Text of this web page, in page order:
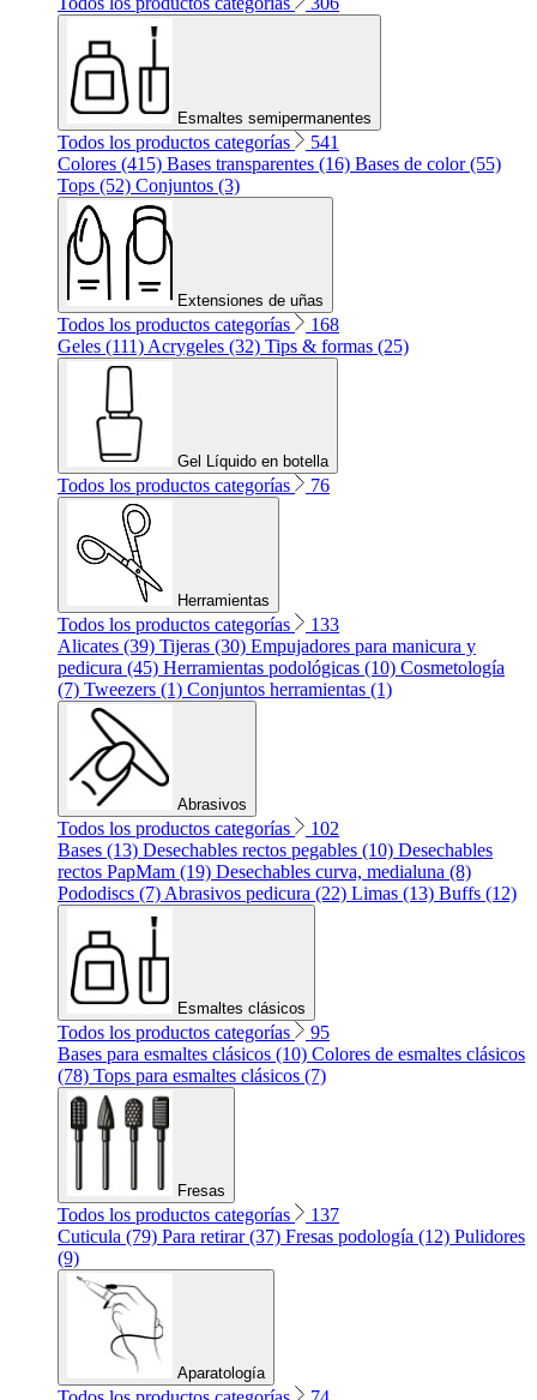
Esmaltes semipermanentes
Todos los productos categorías
541
Colores (415) Bases transparentes (16) Bases de color (55)
Tops (52) Conjuntos (3)
Extensiones de uñas
Todos los productos categorías
168
Geles (111) Acrygeles (32) Tips & formas (25)
Gel Líquido en botella
Todos los productos categorías 76
Herramientas
Todos los productos categorías
133
Alicates (39) Tijeras (30) Empujadores para manicura y
pedicura (45) Herramientas podológicas (10) Cosmetología
(7) Tweezers (1) Conjuntos herramientas (1)
Abrasivos
Todos los productos categorías
102
Bases (13) Desechables rectos pegables (10) Desechables
rectos PapMam (19) Desechables curva, medialuna (8)
Pododiscs (7) Abrasivos pedicura (22) Limas (13) Buffs (12)
Esmaltes clásicos
Todos los productos categorías
95
Bases para esmaltes clásicos (10) Colores de esmaltes clásicos
(78) Tops para esmaltes clásicos (7)
Fresas
Todos los productos categorías
137
Cuticula (79) Para retirar (37) Fresas podología (12) Pulidores
(9)
Aparatología